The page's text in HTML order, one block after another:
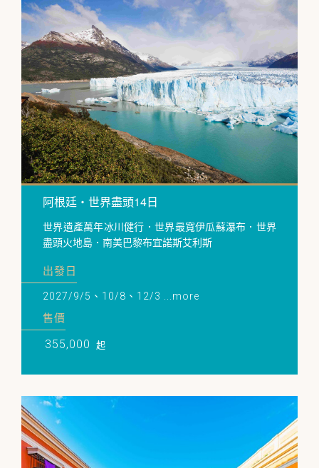
阿根廷・世界盡頭14日
世界遺產萬年冰川健行．世界最寬伊瓜蘇瀑布．世界
盡頭火地島．南美巴黎布宜諾斯艾利斯
出發日
2027/9/5、10/8、12/3 ...more
售價
355,000 起